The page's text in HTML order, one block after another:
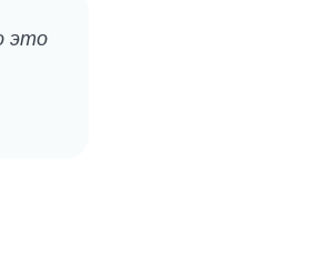
это